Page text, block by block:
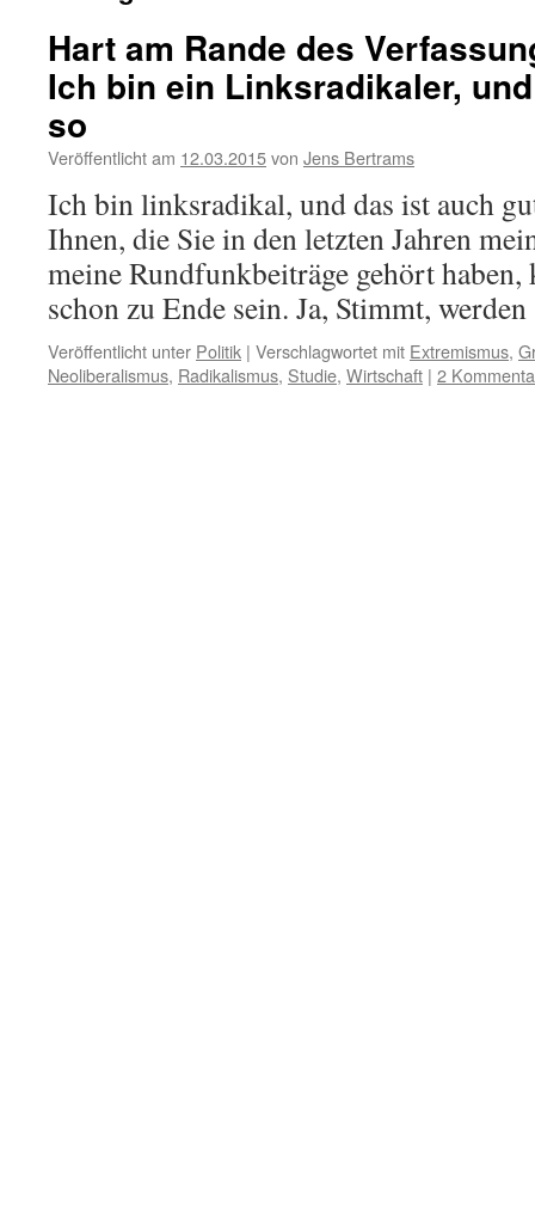
Hart am Rande des
Ich bin ein Linksradikaler,
so
Veröffentlicht am 12.03.2015von Jens Bertrams
Ich bin linksradikal, und das ist auch
Ihnen, die Sie in den letzten Jahren
meine Rundfunkbeiträge gehört
schon zu Ende sein. Ja, Stimmt,
Veröffentlicht unter Politik | Verschlagwortet mit Extremismus,
Neoliberalismus, Radikalismus, Studie, Wirtschaft | 2